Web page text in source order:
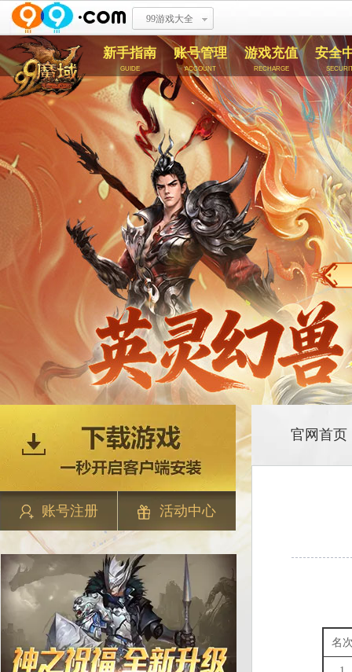
99游戏大全
新手指南
guide
账号管理
account
游戏充值
recharge
安全
账号注册 活动中心
官网首页
名